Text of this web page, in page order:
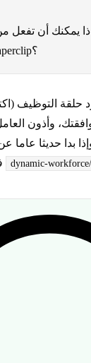
يمكنك أن تفعل
ديناميكية في Paperclip؟
حلقة التوظيف
وأذون
بدا حديثا عاما
dynamic-workforce/